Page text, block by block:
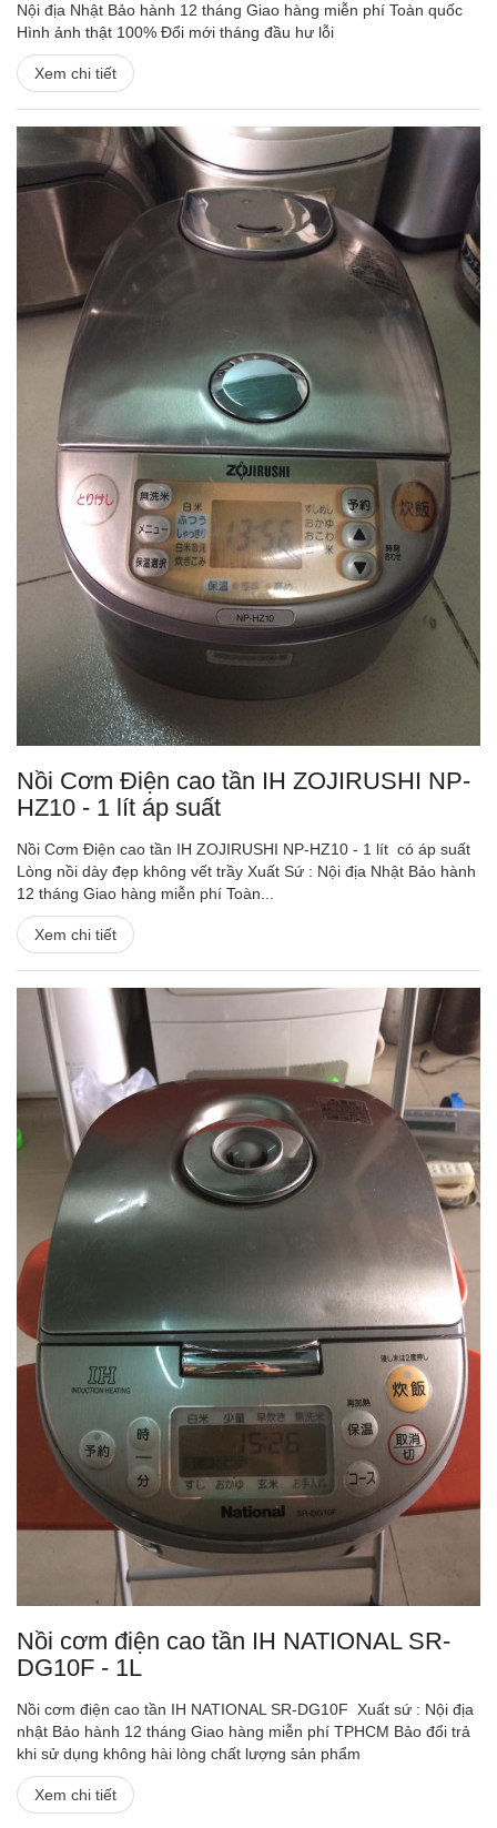
Nội địa Nhật Bảo hành 12 tháng Giao hàng miễn phí Toàn quốc
Hình ảnh thật 100% Đổi mới tháng đầu hư lỗi
Xem chi tiết
Nồi Cơm Điện cao tần IH ZOJIRUSHI NP-
HZ10 - 1 lít áp suất
Nồi Cơm Điện cao tần IH ZOJIRUSHI NP-HZ10 - 1 lít có áp suất
Lòng nồi dày đẹp không vết trầy Xuất Sứ : Nội địa Nhật Bảo hành
12 tháng Giao hàng miễn phí Toàn...
Xem chi tiết
Nồi cơm điện cao tần IH NATIONAL SR-
DG10F - 1L
Nồi cơm điện cao tần IH NATIONAL SR-DG10F Xuất sứ : Nội địa
nhật Bảo hành 12 tháng Giao hàng miễn phí TPHCM Bảo đổi trả
khi sử dụng không hài lòng chất lượng sản phẩm
Xem chi tiết